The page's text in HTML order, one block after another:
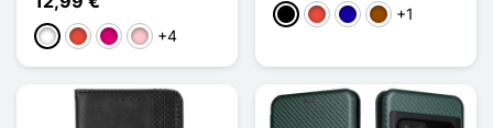
BlancoRojoMagenta
Rosa+4
NegroRojoAzul oscuro
Marrón
+1